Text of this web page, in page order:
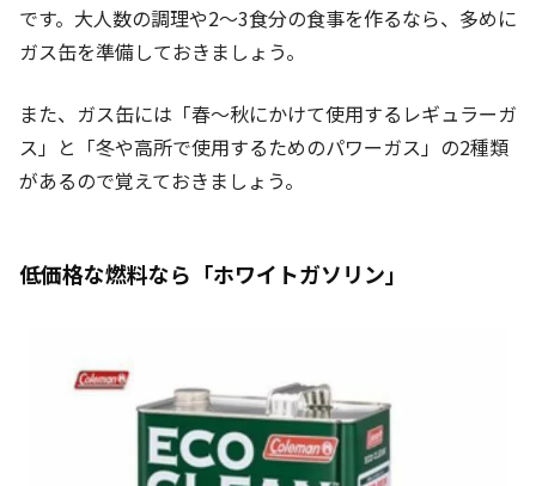
です。大人数の調理や2〜3食分の食事を作るなら、多めに
ガス缶を準備しておきましょう。
また、ガス缶には「春〜秋にかけて使用するレギュラーガ
ス」と「冬や高所で使用するためのパワーガス」の2種類
があるので覚えておきましょう。
低価格な燃料なら「ホワイトガソリン」